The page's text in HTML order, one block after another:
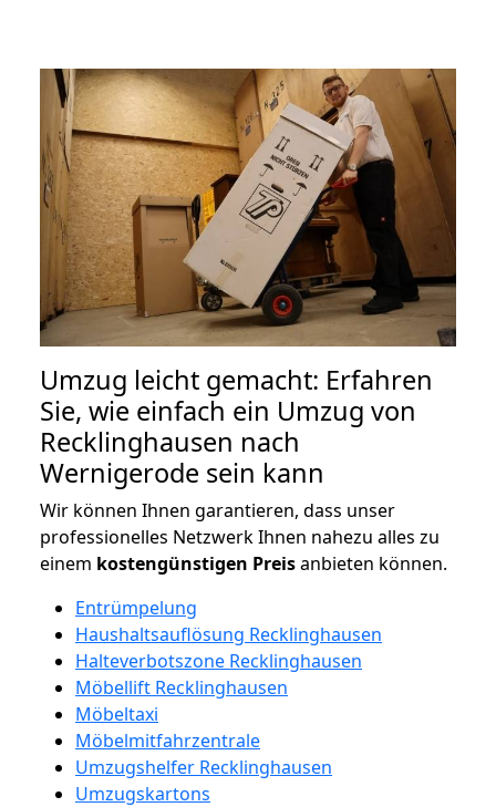
Umzug leicht gemacht: Erfahren
Sie, wie einfach ein Umzug von
Recklinghausen nach
Wernigerode sein kann
Wir können Ihnen garantieren, dass unser
professionelles Netzwerk Ihnen nahezu alles zu
einem kostengünstigen Preisanbieten können.
Entrümpelung
Haushaltsauflösung Recklinghausen
Halteverbotszone Recklinghausen
Möbellift Recklinghausen
Möbeltaxi
Möbelmitfahrzentrale
Umzugshelfer Recklinghausen
Umzugskartons